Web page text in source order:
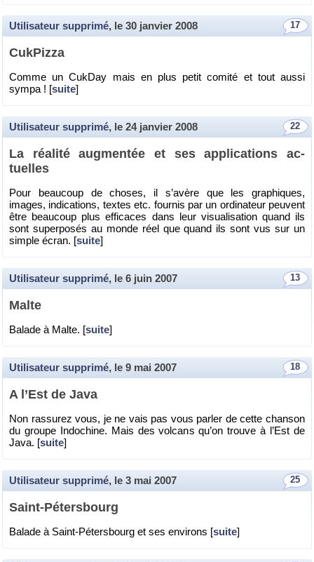
17
Utilisateur supprimé, le 30 janvier 2008
Cuk­Pizza
Comme un Cuk­Day mais en plus petit co­mité et tout aussi
sympa ! [suite]
22
Utilisateur supprimé, le 24 janvier 2008
La réa­lité aug­men­tée et ses ap­pli­ca­tions ac­
tuelles
Pour beau­coup de choses, il s’avère que les gra­phiques,
images, in­di­ca­tions, textes etc. four­nis par un or­di­na­teur peuvent
être beau­coup plus ef­fi­caces dans leur vi­sua­li­sa­tion quand ils
sont su­per­po­sés au monde réel que quand ils sont vus sur un
simple écran. [suite]
13
Utilisateur supprimé, le 6 juin 2007
Malte
Ba­lade à Malte. [suite]
18
Utilisateur supprimé, le 9 mai 2007
A l’Est de Java
Non ras­su­rez vous, je ne vais pas vous par­ler de cette chan­son
du groupe In­do­chine. Mais des vol­cans qu’on trouve à l’Est de
Java. [suite]
25
Utilisateur supprimé, le 3 mai 2007
Saint-Pé­ters­bourg
Ba­lade à Saint-Pé­ters­bourg et ses en­vi­rons [suite]